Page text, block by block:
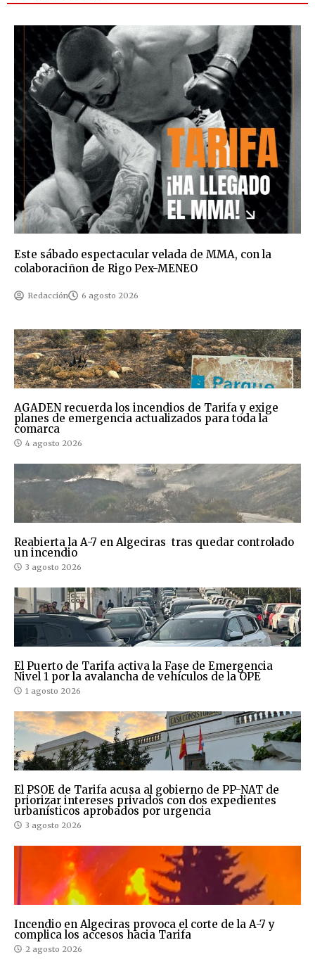
Este sábado espectacular velada de MMA, con la
colaboraciñon de Rigo Pex-MENEO
Redacción 6 agosto 2026
AGADEN recuerda los incendios de Tarifa y exige
planes de emergencia actualizados para toda la
comarca
4 agosto 2026
Reabierta la A-7 en Algeciras tras quedar controlado
un incendio
3 agosto 2026
El Puerto de Tarifa activa la Fase de Emergencia
Nivel 1 por la avalancha de vehículos de la OPE
1 agosto 2026
El PSOE de Tarifa acusa al gobierno de PP-NAT de
priorizar intereses privados con dos expedientes
urbanísticos aprobados por urgencia
3 agosto 2026
Incendio en Algeciras provoca el corte de la A-7 y
complica los accesos hacia Tarifa
2 agosto 2026